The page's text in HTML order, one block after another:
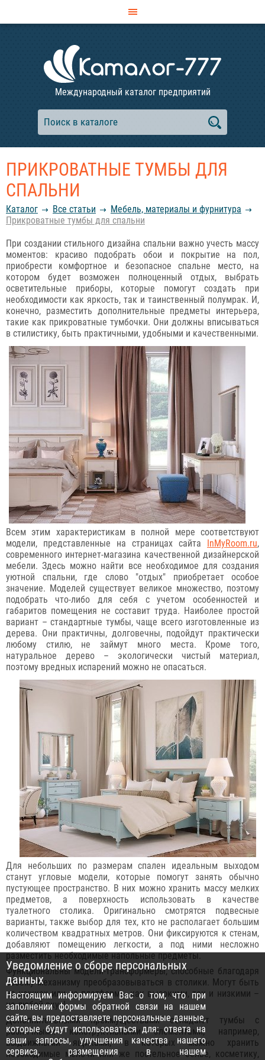
Международный каталог предприятий
ПРИКРОВАТНЫЕ ТУМБЫ ДЛЯ
СПАЛЬНИ
Каталог Все статьи
Мебель, материалы и фурнитура
Прикроватные тумбы для спальни
При создании стильного дизайна спальни важно учесть массу
моментов: красиво подобрать обои и покрытие на пол,
приобрести комфортное и безопасное спальне место, на
котором будет возможен полноценный отдых, выбрать
осветительные приборы, которые помогут создать при
необходимости как яркость, так и таинственный полумрак. И,
конечно, разместить дополнительные предметы интерьера,
такие как прикроватные тумбочки. Они должны вписываться
в стилистику, быть практичными, удобными и качественными.
Всем этим характеристикам в полной мере соответствуют
модели, представленные на страницах сайта InMyRoom.ru,
современного интернет-магазина качественной дизайнерской
мебели. Здесь можно найти все необходимое для создания
уютной спальни, где слово "отдых" приобретает особое
значение. Моделей существует великое множество, поэтому
подобрать что-либо для себя с учетом особенностей и
габаритов помещения не составит труда. Наиболее простой
вариант – стандартные тумбы, чаще всего изготовленные из
дерева. Они практичны, долговечны, подойдут практически
любому стилю, не займут много места. Кроме того,
натуральное дерево – экологически чистый материал,
поэтому вредных испарений можно не опасаться.
Для небольших по размерам спален идеальным выходом
станут угловые модели, которые помогут занять обычно
пустующее пространство. В них можно хранить массу мелких
предметов, а поверхность использовать в качестве
туалетного столика. Оригинально смотрятся подвесные
варианты, также выбор для тех, кто не располагает большим
количеством квадратных метров. Они фиксируются к стенам,
добавляют помещению легкости, а под ними несложно
разместить необходимые напольные предметы.
Функциональны модели-трансформеры, способные благодаря
своему механизму преобразовываться в столики. Могут быть
на ножках или на платформе, как высокими, так и низкими –
на любой вкус!
Дополнительными преимуществами обладают тумбы с
различными конструктивными элементами, например,
выдвижными ящиками, в которых можно хранить
необходимые мелочи или же постельное белье, косметику,
Уведомление о сборе персональных
данных
Настоящим информируем Вас о том, что при
заполнении формы обратной связи на нашем
сайте, вы предоставляете персональные данные,
которые будут использоваться для: ответа на
ваши запросы, улучшения качества нашего
сервиса, размещения в нашем